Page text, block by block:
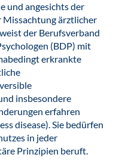
und angesichts der
Missachtung ärztlicher
der Berufsverband
(BDP) mit
erkrankte
insbesondere
erfahren
disease). Sie bedürfen
in jeder
Prinzipien beruft.